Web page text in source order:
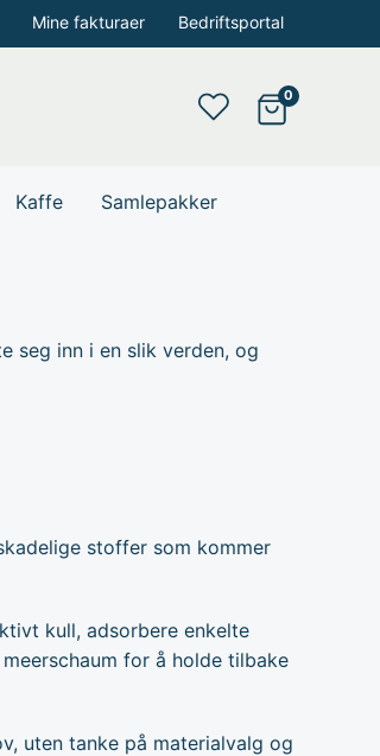
Mine fakturaer Bedriftsportal
Kaffe Samlepakker
seg inn i en slik verden, og
stoffer som kommer
kull, adsorbere enkelte
for å holde tilbake
uten tanke på materialvalg og